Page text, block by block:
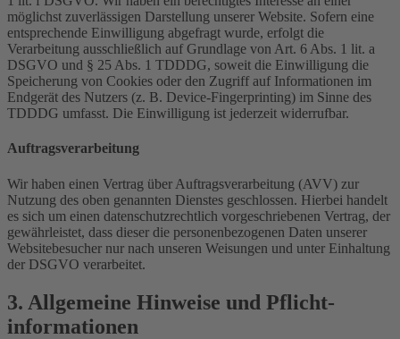
möglichst zuverlässigen Darstellung unserer Website. Sofern eine
entsprechende Einwilligung abgefragt wurde, erfolgt die
Verarbeitung ausschließlich auf Grundlage von Art. 6 Abs. 1 lit. a
DSGVO und § 25 Abs. 1 TDDDG, soweit die Einwilligung die
Speicherung von Cookies oder den Zugriff auf Informationen im
Endgerät des Nutzers (z. B. Device-Fingerprinting) im Sinne des
TDDDG umfasst. Die Einwilligung ist jederzeit widerrufbar.
Auftragsverarbeitung
Wir haben einen Vertrag über Auftragsverarbeitung (AVV) zur
Nutzung des oben genannten Dienstes geschlossen. Hierbei handelt
es sich um einen datenschutzrechtlich vorgeschriebenen Vertrag, der
gewährleistet, dass dieser die personenbezogenen Daten unserer
Websitebesucher nur nach unseren Weisungen und unter Einhaltung
der DSGVO verarbeitet.
3. Allgemeine Hinweise und Pflicht­
informationen